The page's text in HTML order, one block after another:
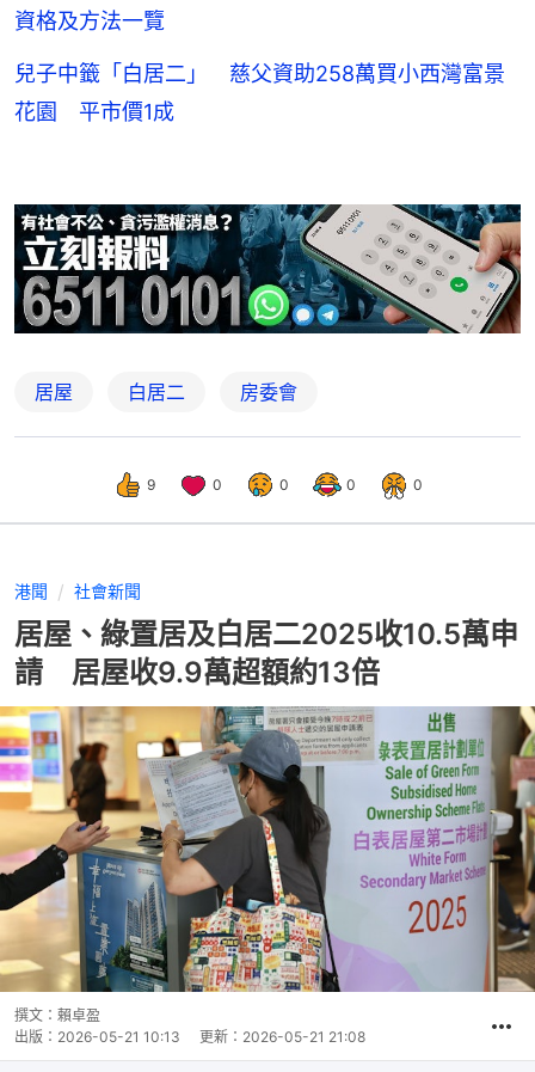
資格及方法一覽
兒子中籤「白居二」 慈父資助258萬買小西灣富景
花園 平市價1成
居屋 白居二 房委會
9 0 0 0 0
港聞 社會新聞
居屋、綠置居及白居二2025收10.5萬申
請 居屋收9.9萬超額約13倍
撰文： 賴卓盈
出版： 2026-05-21 10:13 更新： 2026-05-21 21:08